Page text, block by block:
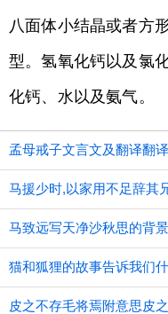
八面体小结晶或者方
型。氢氧化钙以及氯
化钙、水以及氨气。
孟母戒子文言文及翻译翻
马致远写天净沙秋思的背
皮之不存毛将焉附意思皮